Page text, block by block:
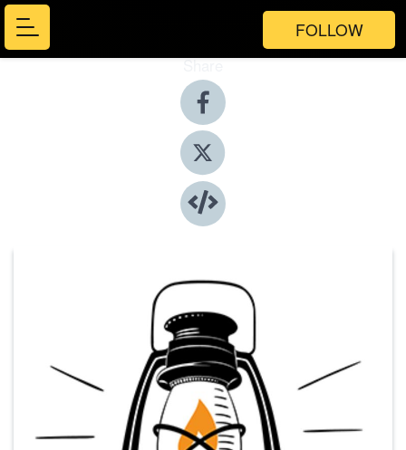
FOLLOW
Share